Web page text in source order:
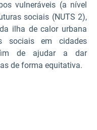
vulneráveis (a nível
sociais (NUTS 2),
ilha de calor urbana
sociais em cidades
de ajudar a dar
de forma equitativa.